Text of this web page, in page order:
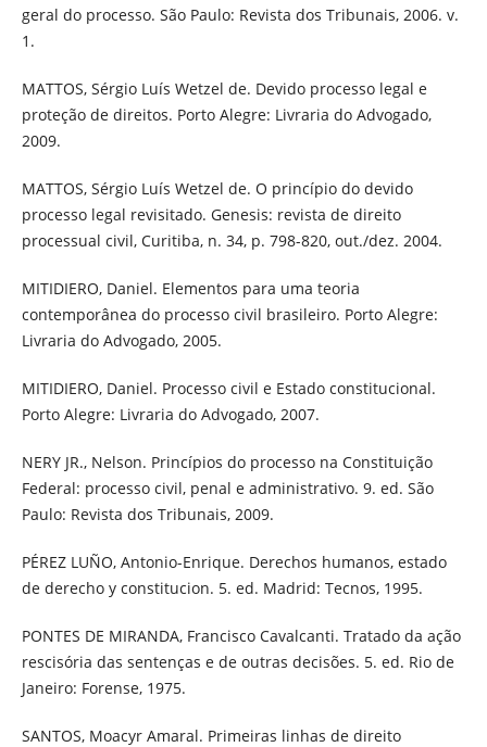
geral do processo. São Paulo: Revista dos Tribunais, 2006. v.
1.
MATTOS, Sérgio Luís Wetzel de. Devido processo legal e
proteção de direitos. Porto Alegre: Livraria do Advogado,
2009.
MATTOS, Sérgio Luís Wetzel de. O princípio do devido
processo legal revisitado. Genesis: revista de direito
processual civil, Curitiba, n. 34, p. 798-820, out./dez. 2004.
MITIDIERO, Daniel. Elementos para uma teoria
contemporânea do processo civil brasileiro. Porto Alegre:
Livraria do Advogado, 2005.
MITIDIERO, Daniel. Processo civil e Estado constitucional.
Porto Alegre: Livraria do Advogado, 2007.
NERY JR., Nelson. Princípios do processo na Constituição
Federal: processo civil, penal e administrativo. 9. ed. São
Paulo: Revista dos Tribunais, 2009.
PÉREZ LUÑO, Antonio-Enrique. Derechos humanos, estado
de derecho y constitucion. 5. ed. Madrid: Tecnos, 1995.
PONTES DE MIRANDA, Francisco Cavalcanti. Tratado da ação
rescisória das sentenças e de outras decisões. 5. ed. Rio de
Janeiro: Forense, 1975.
SANTOS, Moacyr Amaral. Primeiras linhas de direito